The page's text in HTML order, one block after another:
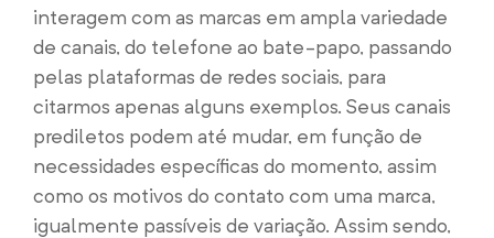
interagem com as marcas em ampla variedade
de canais, do telefone ao bate-papo, passando
pelas plataformas de redes sociais, para
citarmos apenas alguns exemplos. Seus canais
prediletos podem até mudar, em função de
necessidades específicas do momento, assim
como os motivos do contato com uma marca,
igualmente passíveis de variação. Assim sendo,